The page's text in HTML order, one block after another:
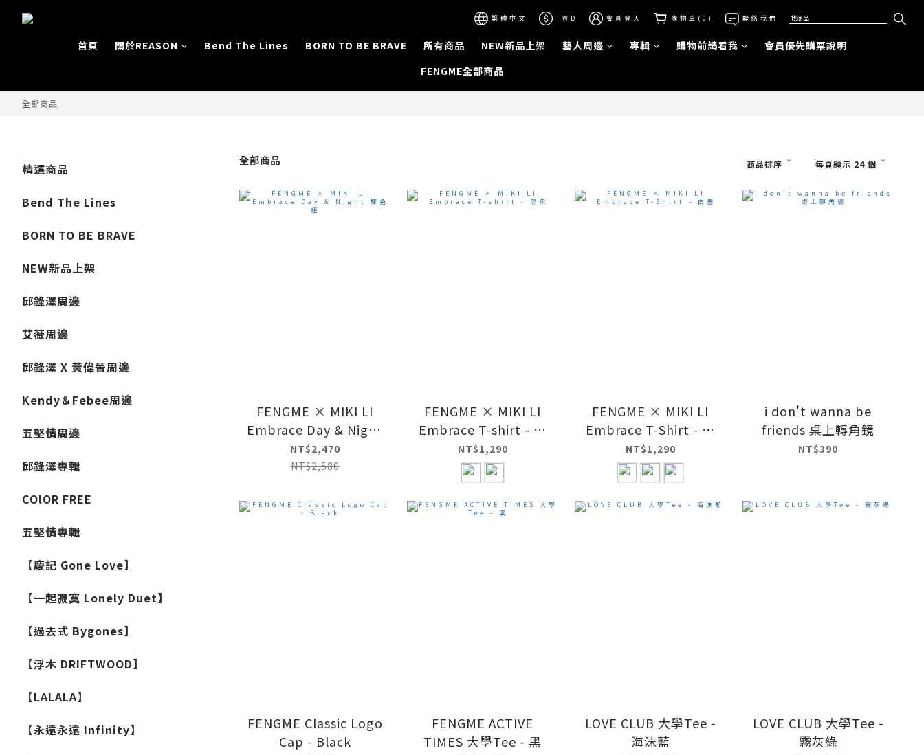
繁體中文 TWD 會員登入 購物車(0) 聯絡我們
首頁 關於REASON Bend The Lines BORN TO BE BRAVE 所有商品 NEW新品上架 藝人周邊 專輯 購物前請看我
會員優先購票說明
FENGME全部商品
全部商品
精選商品
Bend The Lines
BORN TO BE BRAVE
NEW新品上架
邱鋒澤周邊
艾薇周邊
邱鋒澤 X 黃偉晉周邊
Kendy＆Febee周邊
五堅情周邊
邱鋒澤專輯
COlOR FREE
五堅情專輯
【慶記 Gone Love】
【一起寂寞 Lonely Duet】
【過去式 Bygones】
【浮木 DRIFTWOOD】
【LALALA】
【永遠永遠 Infinity】
全部商品 商品排序 每頁顯示 24 個
FENGME × MIKI LI
Embrace Day & Night
雙色組
NT$2,470
NT$2,580
FENGME × MIKI LI
Embrace T-shirt - 黑
夜
NT$1,290
FENGME × MIKI LI
Embrace T-Shirt - 白
晝
NT$1,290
i don't wanna be
friends 桌上轉角鏡
NT$390
FENGME Classic Logo
Cap - Black
FENGME ACTIVE
TIMES 大學Tee - 黑
LOVE CLUB 大學Tee -
海沫藍
LOVE CLUB 大學Tee -
霧灰綠